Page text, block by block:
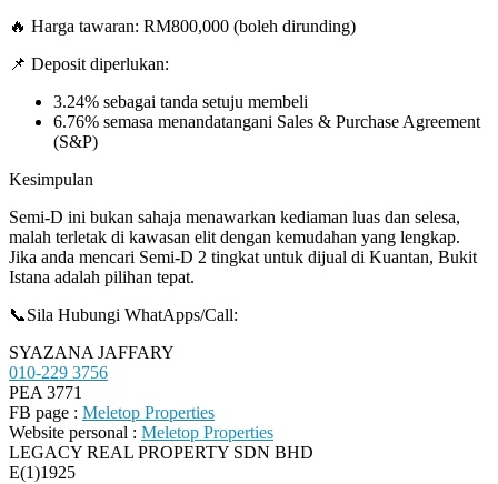
🔥 Harga tawaran: RM800,000 (boleh dirunding)
📌 Deposit diperlukan:
3.24% sebagai tanda setuju membeli
6.76% semasa menandatangani Sales & Purchase Agreement
(S&P)
Kesimpulan
Semi-D ini bukan sahaja menawarkan kediaman luas dan selesa,
malah terletak di kawasan elit dengan kemudahan yang lengkap.
Jika anda mencari Semi-D 2 tingkat untuk dijual di Kuantan, Bukit
Istana adalah pilihan tepat.
📞Sila Hubungi WhatApps/Call:
SYAZANA JAFFARY
010-229 3756
PEA 3771
FB page : Meletop Properties
Website personal : Meletop Properties
LEGACY REAL PROPERTY SDN BHD
E(1)1925